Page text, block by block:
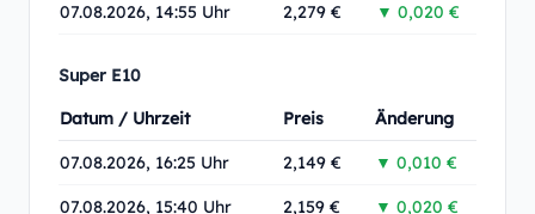
07.08.2026, 14:55 Uhr 2,279 € ▼ 0,020 €
Super E10
Datum / Uhrzeit
Preis Änderung
07.08.2026, 16:25 Uhr 2,149 € ▼ 0,010 €
07.08.2026, 15:40 Uhr 2,159 € ▼ 0,020 €